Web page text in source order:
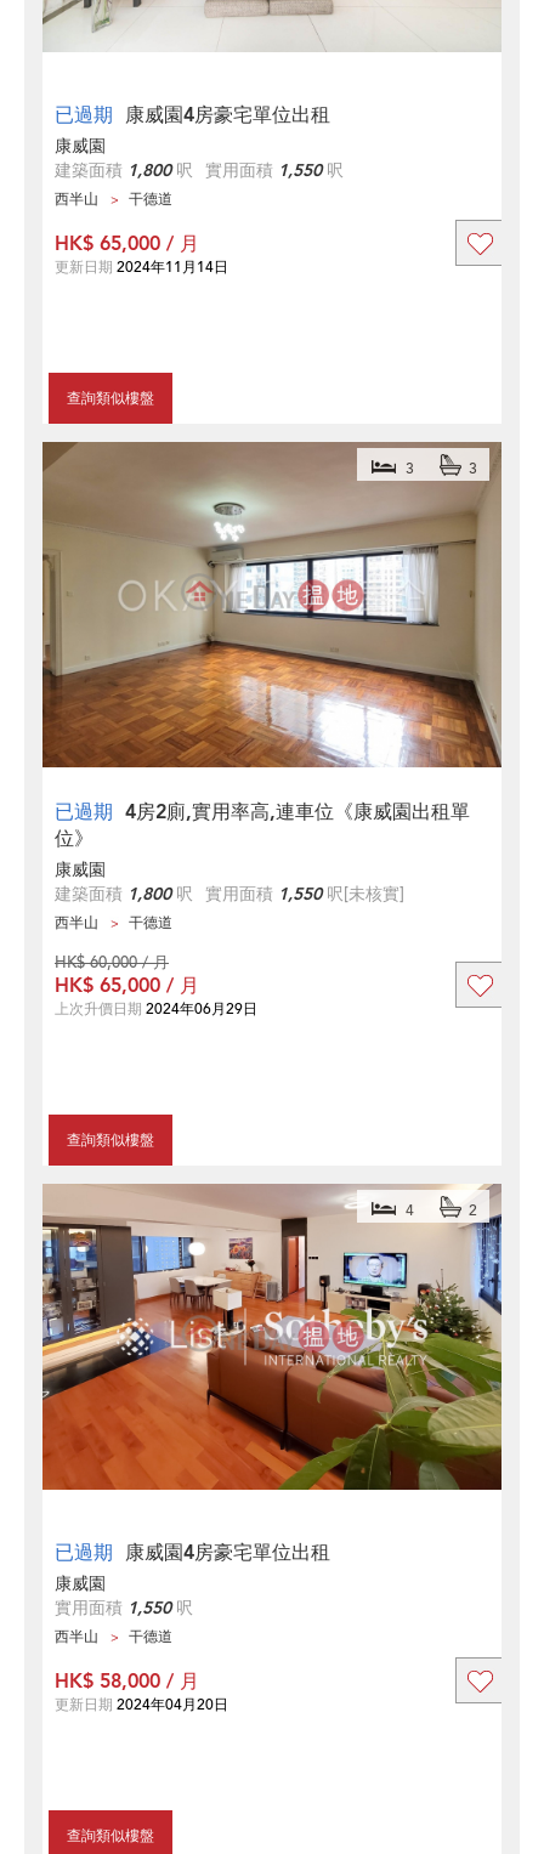
已過期 康威園4房豪宅單位出租
康威園
建築面積 1,800呎 實用面積 1,550呎
西半山 干德道
查詢類似樓盤
HK$ 65,000 / 月
更新日期 2024年11月14日
已過期 4房2廁,實用率高,連車位《康威園出租單
位》
3 3
康威園
建築面積 1,800呎 實用面積 1,550呎[未核實]
西半山 干德道
查詢類似樓盤
HK$ 60,000 / 月
HK$ 65,000 / 月
上次升價日期 2024年06月29日
已過期 康威園4房豪宅單位出租
4 2
康威園
實用面積 1,550呎
西半山 干德道
查詢類似樓盤
HK$ 58,000 / 月
更新日期 2024年04月20日